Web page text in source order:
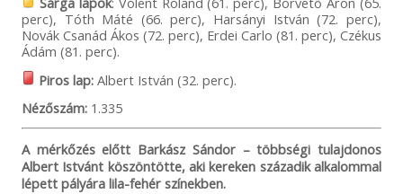
perc), Tóth Máté (66. perc), Harsányi István (72. perc),
Novák Csanád Ákos (72. perc), Erdei Carlo (81. perc), Czékus
Ádám (81. perc).
Piros lap:Albert István (32. perc).
Nézőszám:1.335
A mérkőzés előtt Barkász Sándor – többségi tulajdonos
Albert Istvánt köszöntötte, aki kereken századik alkalommal
lépett pályára lila-fehér színekben.